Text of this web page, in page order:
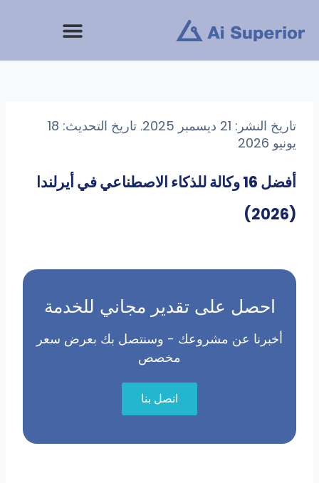
المحتوى
تاريخ النشر: 21 ديسمبر 2025. تاريخ التحديث: 18
يونيو 2026
أفضل 16 وكالة للذكاء الاصطناعي في أيرلندا
(2026)
احصل على تقدير مجاني للخدمة
أخبرنا عن مشروعك - وسنتصل بك بعرض سعر
مخصص
اتصل بنا